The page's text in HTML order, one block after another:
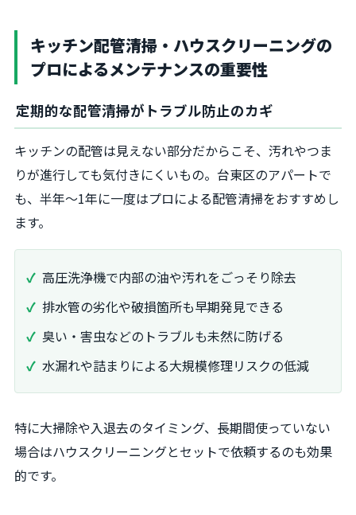
キッチン配管清掃・ハウスクリーニングの
プロによるメンテナンスの重要性
定期的な配管清掃がトラブル防止のカギ
キッチンの配管は見えない部分だからこそ、汚れやつま
りが進行しても気付きにくいもの。台東区のアパートで
も、半年〜1年に一度はプロによる配管清掃をおすすめし
ます。
高圧洗浄機で内部の油や汚れをごっそり除去
排水管の劣化や破損箇所も早期発見できる
臭い・害虫などのトラブルも未然に防げる
水漏れや詰まりによる大規模修理リスクの低減
特に大掃除や入退去のタイミング、長期間使っていない
場合はハウスクリーニングとセットで依頼するのも効果
的です。